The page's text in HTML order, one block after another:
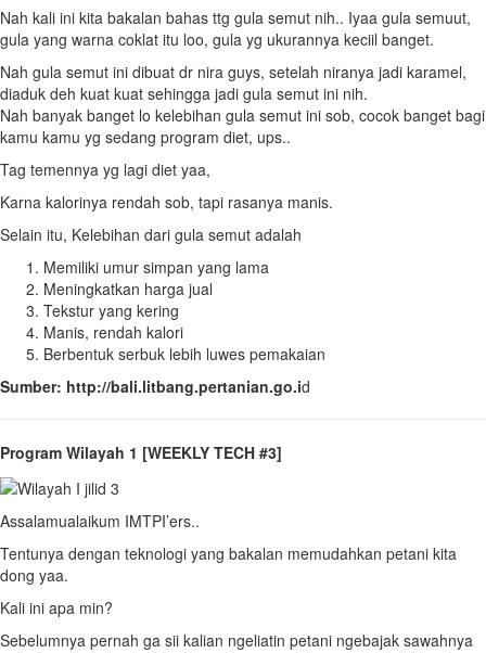
Nah kali ini kita bakalan bahas ttg gula semut nih.. Iyaa gula semuut,
gula yang warna coklat itu loo, gula yg ukurannya keciil banget.
Nah gula semut ini dibuat dr nira guys, setelah niranya jadi karamel,
diaduk deh kuat kuat sehingga jadi gula semut ini nih.
Nah banyak banget lo kelebihan gula semut ini sob, cocok banget bagi
kamu kamu yg sedang program diet, ups..
Tag temennya yg lagi diet yaa,
Karna kalorinya rendah sob, tapi rasanya manis.
Selain itu, Kelebihan dari gula semut adalah
Memiliki umur simpan yang lama
Meningkatkan harga jual
Tekstur yang kering
Manis, rendah kalori
Berbentuk serbuk lebih luwes pemakaian
Sumber: http://bali.litbang.pertanian.go.id
Program Wilayah 1 [WEEKLY TECH #3]
Assalamualaikum IMTPI’ers..
Tentunya dengan teknologi yang bakalan memudahkan petani kita
dong yaa.
Kali ini apa min?
Sebelumnya pernah ga sii kalian ngeliatin petani ngebajak sawahnya